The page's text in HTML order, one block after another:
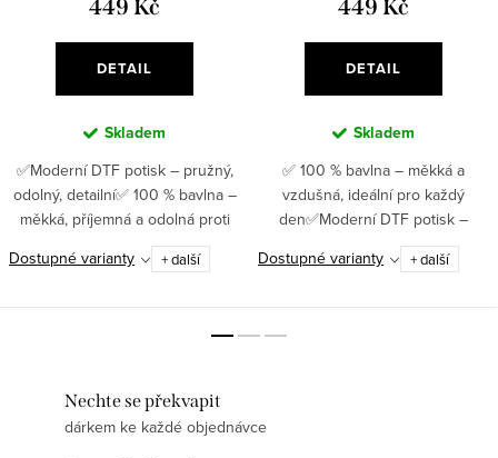
449 Kč
DETAIL
Skladem
✅Moderní DTF potisk – pružný,
odolný, detailní✅ 100 % bavlna –
měkká, příjemná a odolná proti
opotřebení ✅ Gramáž 180 g/m² –
jistota kvality, která vydrží ✅
Dostupné varianty + další
449 Kč
DETAIL
Skladem
✅ 100 % bavlna – měkká a
vzdušná, ideální pro každý
den✅Moderní DTF potisk –
pružný, odolný, detailní ✅ Gramáž
180 g/m² – pevný materiál, který
Dostupné varianty + další
Nechte se překvapit
dárkem ke každé objednávce